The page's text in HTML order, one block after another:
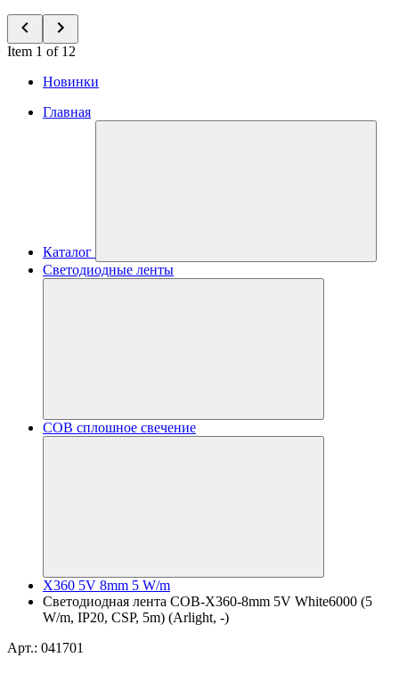
Item 1 of 12
Новинки
Главная
Каталог
Светодиодные ленты
COB сплошное свечение
X360 5V 8mm 5 W/m
Светодиодная лента COB-X360-8mm 5V White6000 (5
W/m, IP20, CSP, 5m) (Arlight, -)
Арт.: 041701